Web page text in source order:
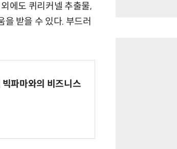
에도 퀴리커넬 추출물,
받을 수 있다. 부드러
파마와의 비즈니스